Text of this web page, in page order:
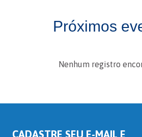
Próximos
Nenhum registro
CADASTRE SEU E-MAIL E